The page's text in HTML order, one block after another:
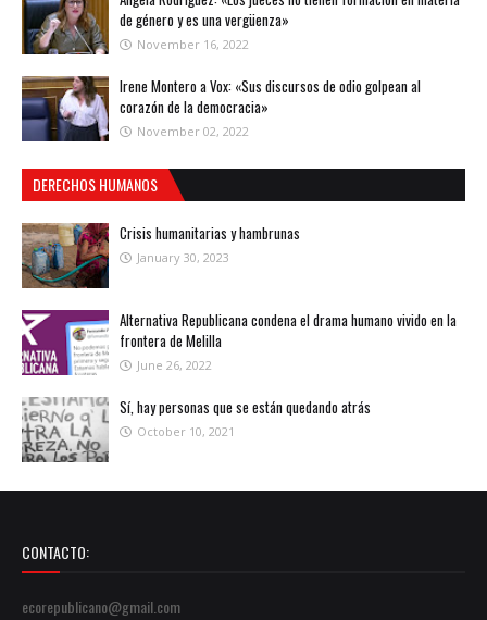
de género y es una vergüenza»
November 16, 2022
Irene Montero a Vox: «Sus discursos de odio golpean al
corazón de la democracia»
November 02, 2022
DERECHOS HUMANOS
Crisis humanitarias y hambrunas
January 30, 2023
Alternativa Republicana condena el drama humano vivido en la
frontera de Melilla
June 26, 2022
Sí, hay personas que se están quedando atrás
October 10, 2021
CONTACTO:
ecorepublicano@gmail.com